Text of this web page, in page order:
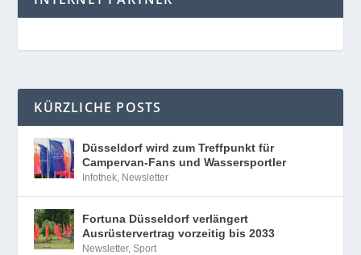
KÜRZLICHE POSTS
Düsseldorf wird zum Treffpunkt für
Campervan-Fans und Wassersportler
Infothek Newsletter
Fortuna Düsseldorf verlängert
Ausrüstervertrag vorzeitig bis 2033
Newsletter,Sport